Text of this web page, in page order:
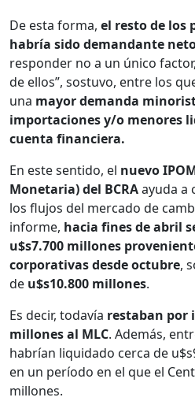
De esta forma, el resto de los
habría sido demandante
responder no a un único
de ellos”, sostuvo, entre los
una mayor demanda
importaciones y/o menores
cuenta financiera.
En este sentido, el nuevo
Monetaria) del BCRAayuda a
los flujos del mercado de
informe, hacia fines de abril
u$s7.700 millones
corporativas desde octubre,
de u$s10.800 millones.
Es decir, todavía restaban por
millones al MLC. Además,
habrían liquidado cerca de
en un período en el que el
millones.